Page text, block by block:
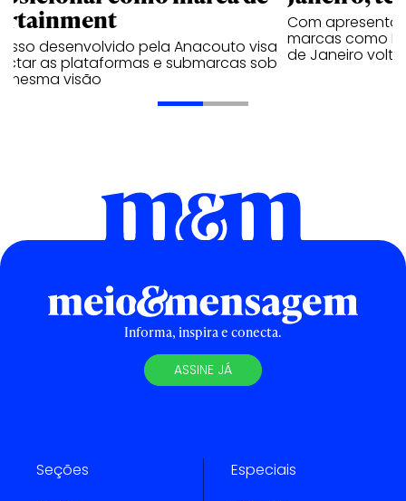
desenvolvido pela Anacouto visa
as plataformas e submarcas sob
mesma visão
Com
marcas como
de Janeiro
Informa, inspira e conecta.
ASSINE JÁ
Seções Especiais